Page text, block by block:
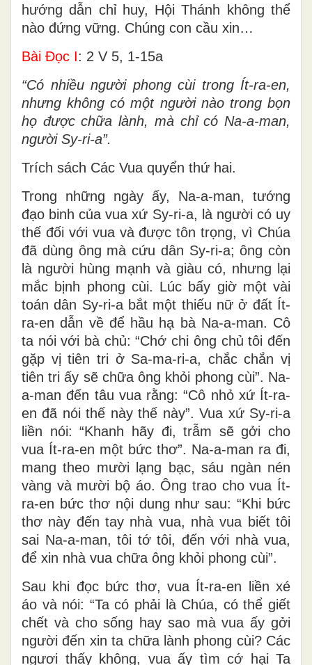
hướng dẫn chỉ huy, Hội Thánh không thể
nào đứng vững. Chúng con cầu xin…
Bài Ðọc I: 2 V 5, 1-15a
“Có nhiều người phong cùi trong Ít-ra-en,
nhưng không có một người nào trong bọn
họ được chữa lành, mà chỉ có Na-a-man,
người Sy-ri-a”.
Trích sách Các Vua quyển thứ hai.
Trong những ngày ấy, Na-a-man, tướng
đạo binh của vua xứ Sy-ri-a, là người có uy
thế đối với vua và được tôn trọng, vì Chúa
đã dùng ông mà cứu dân Sy-ri-a; ông còn
là người hùng mạnh và giàu có, nhưng lại
mắc bịnh phong cùi. Lúc bấy giờ một vài
toán dân Sy-ri-a bắt một thiếu nữ ở đất Ít-
ra-en dẫn về để hầu hạ bà Na-a-man. Cô
ta nói với bà chủ: “Chớ chi ông chủ tôi đến
gặp vị tiên tri ở Sa-ma-ri-a, chắc chắn vị
tiên tri ấy sẽ chữa ông khỏi phong cùi”. Na-
a-man đến tâu vua rằng: “Cô nhỏ xứ Ít-ra-
en đã nói thế này thế này”. Vua xứ Sy-ri-a
liền nói: “Khanh hãy đi, trẫm sẽ gởi cho
vua Ít-ra-en một bức thơ”. Na-a-man ra đi,
mang theo mười lạng bạc, sáu ngàn nén
vàng và mười bộ áo. Ông trao cho vua Ít-
ra-en bức thơ nội dung như sau: “Khi bức
thơ này đến tay nhà vua, nhà vua biết tôi
sai Na-a-man, tôi tớ tôi, đến với nhà vua,
để xin nhà vua chữa ông khỏi phong cùi”.
Sau khi đọc bức thơ, vua Ít-ra-en liền xé
áo và nói: “Ta có phải là Chúa, có thể giết
chết và cho sống hay sao mà vua ấy gởi
người đến xin ta chữa lành phong cùi? Các
ngươi thấy không, vua ấy tìm cớ hại Ta